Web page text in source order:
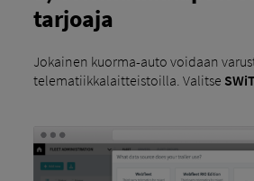
tarjoaja
Jokainen kuorma-auto voidaan
telematiikkalaitteistoilla. Valitse